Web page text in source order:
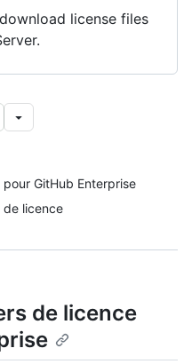
license files
GitHub Enterprise
de licence
de licence